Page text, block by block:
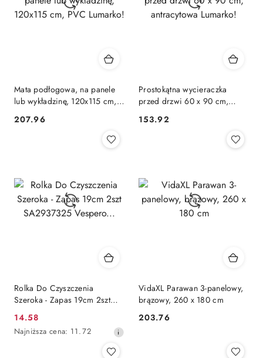
Mata podłogowa, na panele
lub wykładzinę, 120x115 cm,
Cena:
207.96
Prostokątna wycieraczka
przed drzwi 60 x 90 cm,
Cena:
153.92
Rolka Do Czyszczenia
Szeroka - Zapas 19cm 2szt
Cena
promocyjna:
14.58
Najniższa
Najniższa cena: 11.72
VidaXL Parawan 3-panelowy,
brązowy, 260 x 180 cm
Cena:
203.76